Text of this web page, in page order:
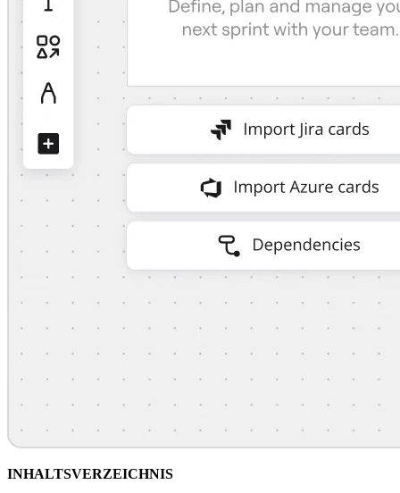
Erstellen von Roadmaps
Prozessabbildung
Technisches Design & Dokumentation
Auswertung von Research
Miro Design Workshops
Miro Planning & Delivery
Zielplanung
Organisationsdesign
Lösungen
Nach Geschäftssegment
Große Unternehmen
KMU
Digitales
Fertigung
Pharmaindustrie & Life Science
Design & UX
Produktleitung & Product Ops
Operativer Bereich
Marketing
IT
INHALTSVERZEICHNIS